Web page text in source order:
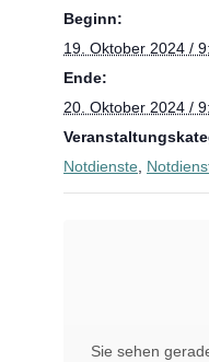
Beginn:
19. Oktober 2024 /
Ende:
20. Oktober 2024 /
Notdienste
Sie sehen